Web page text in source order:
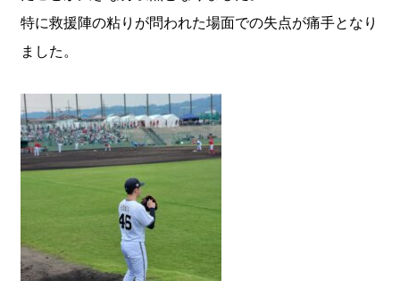
特に救援陣の粘りが問われた場面での失点が痛手となり
ました。